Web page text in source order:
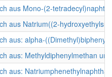
aus Mono-(2-
aus Natrium((2-
aus: alpha-
aus: Methyldiphenylmethan
aus: